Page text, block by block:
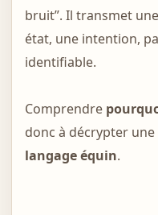
bruit”. Il transmet
état, une intention,
identifiable.
Comprendre
donc à décrypter
langage équin.